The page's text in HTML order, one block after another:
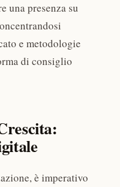
una presenza su
e metodologie
di consiglio
è imperativo